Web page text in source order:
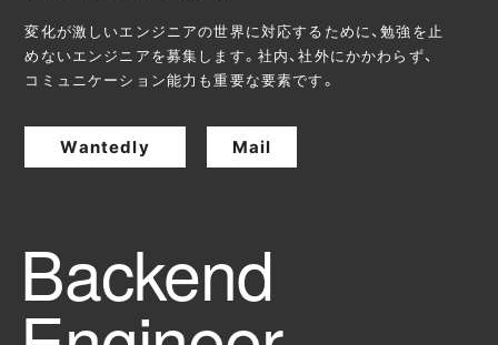
変化が激しいエンジニアの世界に対応するために、勉強を止
めないエンジニアを募集します。社内、社外にかかわらず、
コミュニケーション能力も重要な要素です。
Wantedly Mail